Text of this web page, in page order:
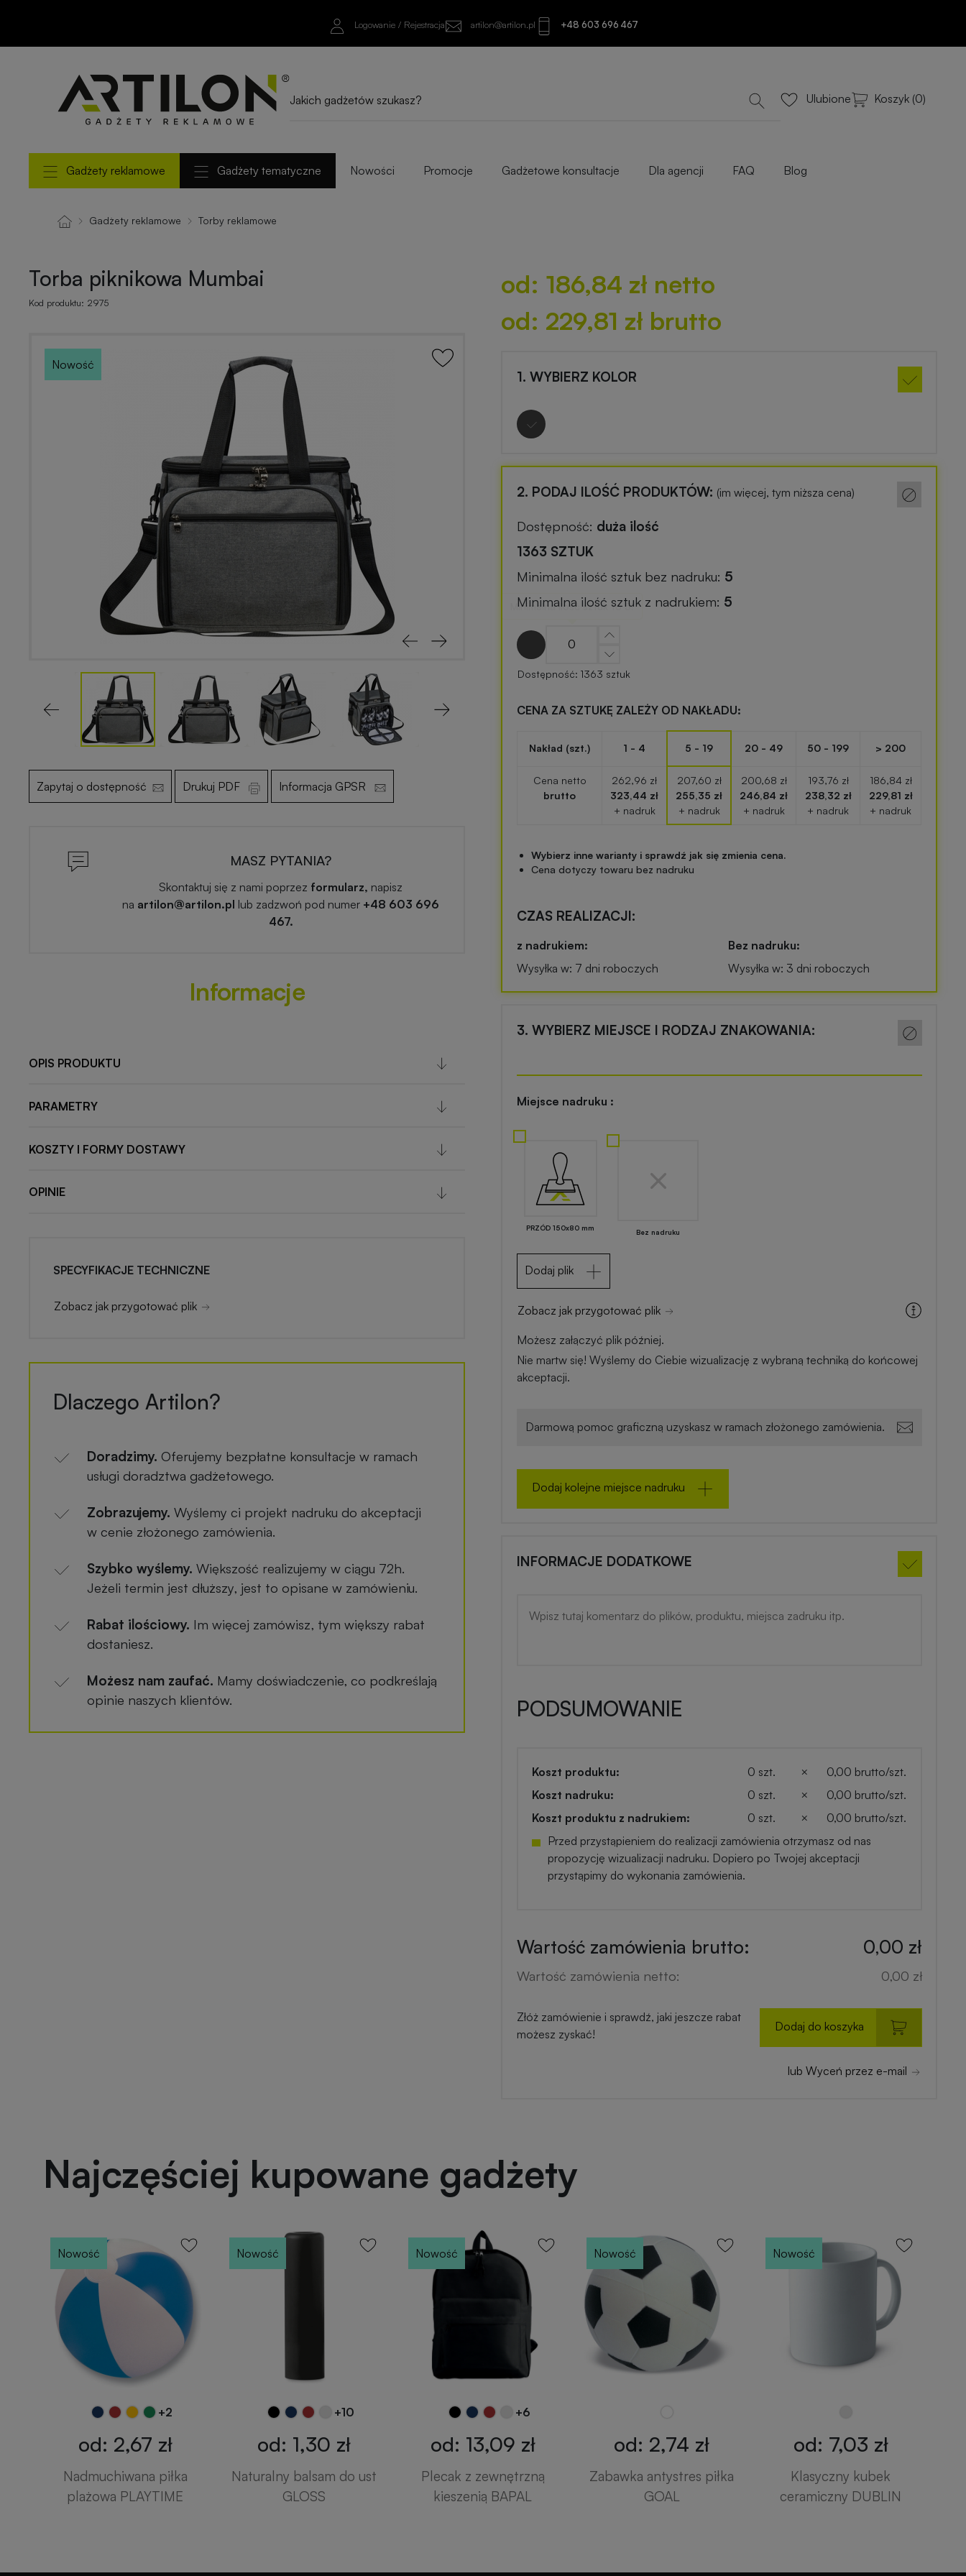
Mumbai
od: 186,84 zł netto
Logowanie / Rejestracja artilon@artilon.pl +48 603 696 467
Ulubione Koszyk (0)
Gadżety reklamowe Gadżety tematyczne Nowości Promocje Gadżetowe konsultacje Dla agencji FAQ Blog
Gadżety reklamowe Torby reklamowe
Torba piknikowa Mumbai
Kod produktu: 2975
Nowość
Previous Next
Zapytaj o dostępność Drukuj PDF Informacja GPSR
MASZ PYTANIA?
Skontaktuj się z nami poprzez formularz, napisz
na artilon@artilon.pl lub zadzwoń pod numer +48 603 696
467.
Informacje
OPIS PRODUKTU
PARAMETRY
KOSZTY I FORMY DOSTAWY
OPINIE
SPECYFIKACJE TECHNICZNE
Zobacz jak przygotować plik
Dlaczego Artilon?
Doradzimy. Oferujemy bezpłatne konsultacje w ramach
usługi doradztwa gadżetowego.
Zobrazujemy. Wyślemy ci projekt nadruku do akceptacji
w cenie złożonego zamówienia.
Szybko wyślemy. Większość realizujemy w ciągu 72h.
Jeżeli termin jest dłuższy, jest to opisane w zamówieniu.
Rabat ilościowy. Im więcej zamówisz, tym większy rabat
dostaniesz.
Możesz nam zaufać. Mamy doświadczenie, co podkreślają
opinie naszych klientów.
od: 186,84 zł netto
od: 229,81 zł brutto
1. WYBIERZ KOLOR
2. PODAJ ILOŚĆ PRODUKTÓW: (im więcej, tym niższa cena)
Dostępność: duża ilość
1363 SZTUK
Minimalna ilość sztuk bez nadruku: 5
Minimalna ilość sztuk z nadrukiem: 5
Dostępność: 1363 sztuk
CENA ZA SZTUKĘ ZALEŻY OD NAKŁADU:
Nakład (szt.) 1 - 4 5 - 19 20 - 49 50 - 199 > 200
Cena netto
brutto
262,96 zł
323,44 zł
+ nadruk
207,60 zł
255,35 zł
+ nadruk
200,68 zł
246,84 zł
+ nadruk
193,76 zł
238,32 zł
+ nadruk
186,84 zł
229,81 zł
+ nadruk
Wybierz inne warianty i sprawdź jak się zmienia cena.
Cena dotyczy towaru bez nadruku
CZAS REALIZACJI:
z nadrukiem:
Wysyłka w: 7 dni roboczych
Bez nadruku:
Wysyłka w: 3 dni roboczych
3. WYBIERZ MIEJSCE I RODZAJ ZNAKOWANIA:
Miejsce nadruku :
PRZÓD 150x80 mm Bez nadruku
Dodaj plik
Zobacz jak przygotować plik
Możesz załączyć plik później.
Nie martw się! Wyślemy do Ciebie wizualizację z wybraną techniką do końcowej
akceptacji.
Darmową pomoc graficzną uzyskasz w ramach złożonego zamówienia.
Dodaj kolejne miejsce nadruku
INFORMACJE DODATKOWE
PODSUMOWANIE
Koszt produktu: 0 szt. ×
0,00 brutto/szt.
Koszt nadruku:
0 szt. ×
0,00 brutto/szt.
Koszt produktu z nadrukiem:
0 szt. ×
0,00 brutto/szt.
Przed przystąpieniem do realizacji zamówienia otrzymasz od nas
propozycję wizualizacji nadruku. Dopiero po Twojej akceptacji
przystąpimy do wykonania zamówienia.
Wartość zamówienia brutto: 0,00 zł
Wartość zamówienia netto: 0,00 zł
Złóż zamówienie i sprawdź, jaki jeszcze rabat
możesz zyskać!
Dodaj do koszyka
lub Wyceń przez e-mail
Najczęściej kupowane gadżety
Nowość
+2
od: 2,67 zł
Nadmuchiwana piłka
plażowa PLAYTIME
Nowość
+10
od: 1,30 zł
Naturalny balsam do ust
GLOSS
Nowość
+6
od: 13,09 zł
Plecak z zewnętrzną
kieszenią BAPAL
Nowość
od: 2,74 zł
Zabawka antystres piłka
GOAL
Nowość
od: 7,03 zł
Klasyczny kubek
ceramiczny DUBLIN